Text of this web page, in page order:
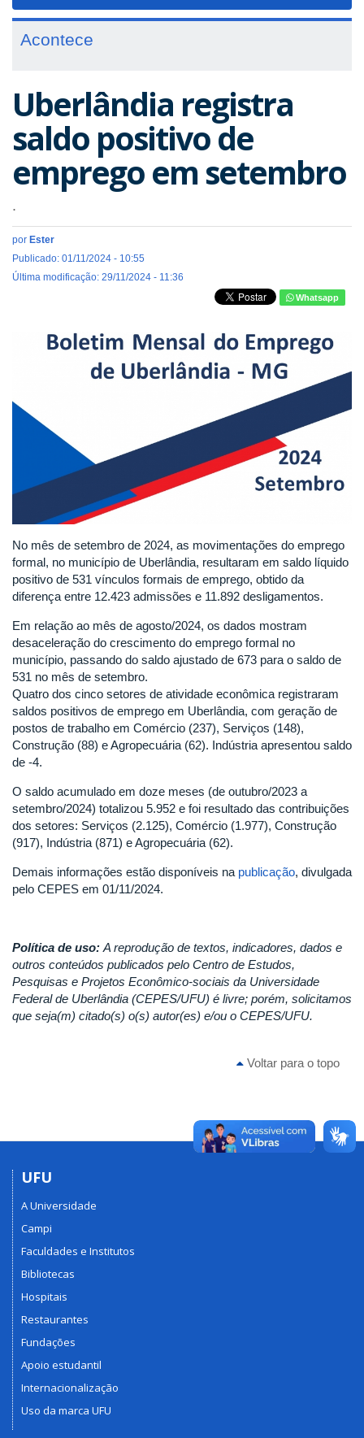
Acontece
Uberlândia registra
saldo positivo de
emprego em setembro
.
por Ester
Publicado: 01/11/2024 - 10:55
Última modificação: 29/11/2024 - 11:36
Whatsapp
No mês de setembro de 2024, as movimentações do emprego
formal, no município de Uberlândia, resultaram em saldo líquido
positivo de 531 vínculos formais de emprego, obtido da
diferença entre 12.423 admissões e 11.892 desligamentos.
Em relação ao mês de agosto/2024, os dados mostram
desaceleração do crescimento do emprego formal no
município, passando do saldo ajustado de 673 para o saldo de
531 no mês de setembro.
Quatro dos cinco setores de atividade econômica registraram
saldos positivos de emprego em Uberlândia, com geração de
postos de trabalho em Comércio (237), Serviços (148),
Construção (88) e Agropecuária (62). Indústria apresentou saldo
de -4.
O saldo acumulado em doze meses (de outubro/2023 a
setembro/2024) totalizou 5.952 e foi resultado das contribuições
dos setores: Serviços (2.125), Comércio (1.977), Construção
(917), Indústria (871) e Agropecuária (62).
Demais informações estão disponíveis na publicação, divulgada
pelo CEPES em 01/11/2024.
Política de uso: A reprodução de textos, indicadores, dados e
outros conteúdos publicados pelo Centro de Estudos,
Pesquisas e Projetos Econômico-sociais da Universidade
Federal de Uberlândia (CEPES/UFU) é livre; porém, solicitamos
que seja(m) citado(s) o(s) autor(es) e/ou o CEPES/UFU.
Voltar para o topo
UFU
A Universidade
Campi
Faculdades e Institutos
Bibliotecas
Hospitais
Restaurantes
Fundações
Apoio estudantil
Internacionalização
Uso da marca UFU